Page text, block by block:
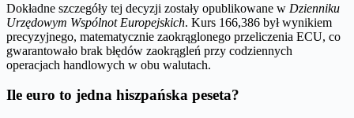
Dokładne szczegóły tej decyzji zostały opublikowane w Dzienniku
Urzędowym Wspólnot Europejskich. Kurs 166,386 był wynikiem
precyzyjnego, matematycznie zaokrąglonego przeliczenia ECU, co
gwarantowało brak błędów zaokrągleń przy codziennych
operacjach handlowych w obu walutach.
Ile euro to jedna hiszpańska peseta?